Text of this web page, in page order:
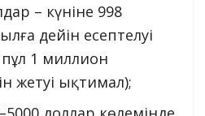
– күніне 998
дейін есептелуі
1 миллион
жетуі ықтимал);